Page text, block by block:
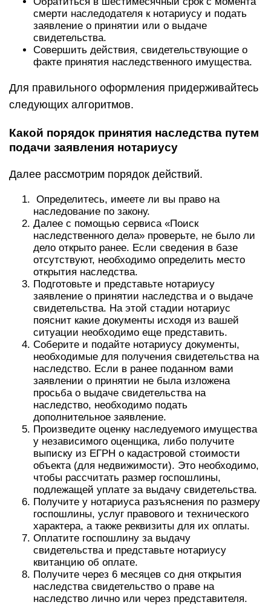
смерти наследодателя к нотариусу и подать
заявление о принятии или о выдаче
свидетельства.
Совершить действия, свидетельствующие о
факте принятия наследственного имущества.
Для правильного оформления придерживайтесь
следующих алгоритмов.
Какой порядок принятия наследства путем
подачи заявления нотариусу
Далее рассмотрим порядок действий.
Определитесь, имеете ли вы право на
наследование по закону.
Далее с помощью сервиса «Поиск
наследственного дела» проверьте, не было ли
дело открыто ранее. Если сведения в базе
отсутствуют, необходимо определить место
открытия наследства.
Подготовьте и представьте нотариусу
заявление о принятии наследства и о выдаче
свидетельства. На этой стадии нотариус
пояснит какие документы исходя из вашей
ситуации необходимо еще представить.
Соберите и подайте нотариусу документы,
необходимые для получения свидетельства на
наследство. Если в ранее поданном вами
заявлении о принятии не была изложена
просьба о выдаче свидетельства на
наследство, необходимо подать
дополнительное заявление.
Произведите оценку наследуемого имущества
у независимого оценщика, либо получите
выписку из ЕГРН о кадастровой стоимости
объекта (для недвижимости). Это необходимо,
чтобы рассчитать размер госпошлины,
подлежащей уплате за выдачу свидетельства.
Получите у нотариуса разъяснения по размеру
госпошлины, услуг правового и технического
характера, а также реквизиты для их оплаты.
Оплатите госпошлину за выдачу
свидетельства и представьте нотариусу
квитанцию об оплате.
Получите через 6 месяцев со дня открытия
наследства свидетельство о праве на
наследство лично или через представителя.